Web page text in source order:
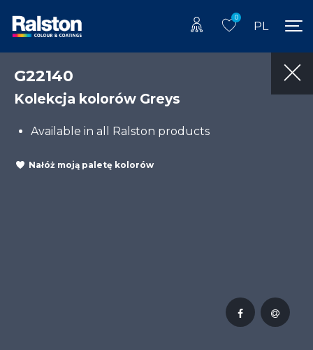
0
PL
G22140
Kolekcja kolorów Greys
Available in all Ralston products
Nałóż moją paletę kolorów